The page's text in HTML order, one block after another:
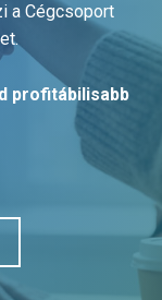
a Cégcsoport
profitábilisabb